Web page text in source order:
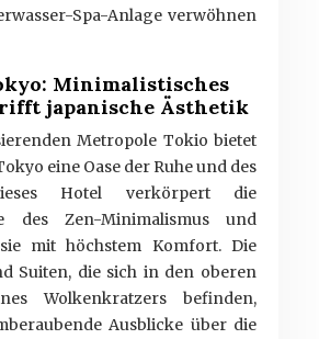
Spa-Anlage verwöhnen
Minimalistisches
japanische Ästhetik
Metropole Tokio bietet
eine Oase der Ruhe und des
Hotel verkörpert die
des Zen-Minimalismus und
mit höchstem Komfort. Die
Suiten, die sich in den oberen
Wolkenkratzers befinden,
Ausblicke über die